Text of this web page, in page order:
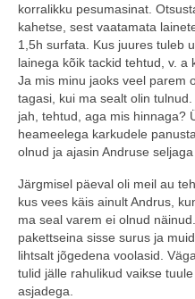
korralikku pesumasinat.
kahetse, sest vaatamata
1,5h surfata. Kus juures tuleb
lainega kõik tackid tehtud, v. a
Ja mis minu jaoks veel parem
tagasi, kui ma sealt olin
jah, tehtud, aga mis hinnaga?
heameelega karkudele
olnud ja ajasin Andruse seljaga
Järgmisel päeval oli meil au
kus vees käis ainult Andrus,
ma seal varem ei olnud
pakettseina sisse surus ja
lihtsalt jõgedena voolasid.
tulid jälle rahulikud vaikse
asjadega.